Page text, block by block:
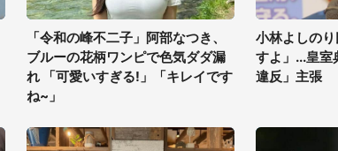
「令和の峰不二子」阿部なつき、
ブルーの花柄ワンピで色気ダダ漏
れ 「可愛いすぎる!」「キレイです
ね~」
小林よしの
すよ」...皇室
違反」主張